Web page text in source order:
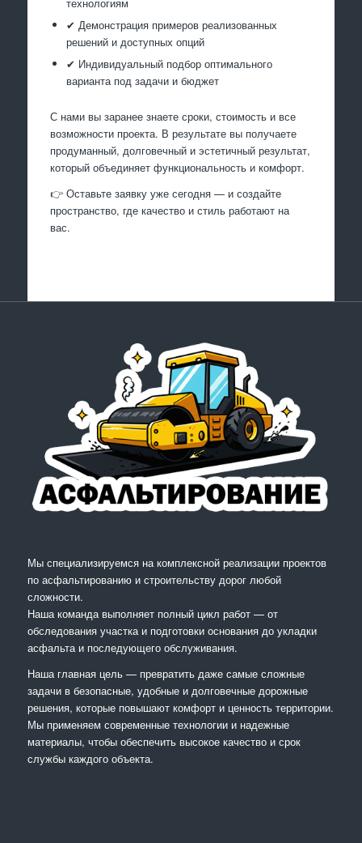
✔ Демонстрация примеров реализованных
решений и доступных опций
✔ Индивидуальный подбор оптимального
варианта под задачи и бюджет
С нами вы заранее знаете сроки, стоимость и все
возможности проекта. В результате вы получаете
продуманный, долговечный и эстетичный результат,
который объединяет функциональность и комфорт.
👉 Оставьте заявку уже сегодня — и создайте
пространство, где качество и стиль работают на
вас.
Мы специализируемся на комплексной реализации проектов
по асфальтированию и строительству дорог любой
сложности.
Наша команда выполняет полный цикл работ — от
обследования участка и подготовки основания до укладки
асфальта и последующего обслуживания.
Наша главная цель — превратить даже самые сложные
задачи в безопасные, удобные и долговечные дорожные
решения, которые повышают комфорт и ценность территории.
Мы применяем современные технологии и надежные
материалы, чтобы обеспечить высокое качество и срок
службы каждого объекта.